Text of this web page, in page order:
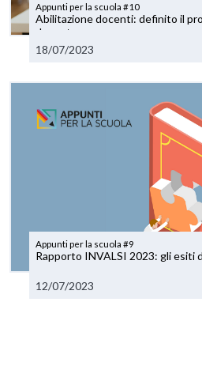
Appunti per la scuola #10
Abilitazione docenti: definito il
docente
18/07/2023
Appunti per la scuola #9
Rapporto INVALSI 2023: gli esiti
12/07/2023